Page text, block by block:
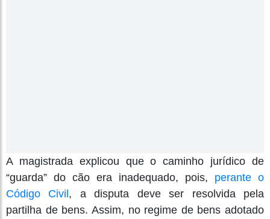
A magistrada explicou que o caminho jurídico de
“guarda” do cão era inadequado, pois, perante o
Código Civil, a disputa deve ser resolvida pela
partilha de bens. Assim, no regime de bens adotado